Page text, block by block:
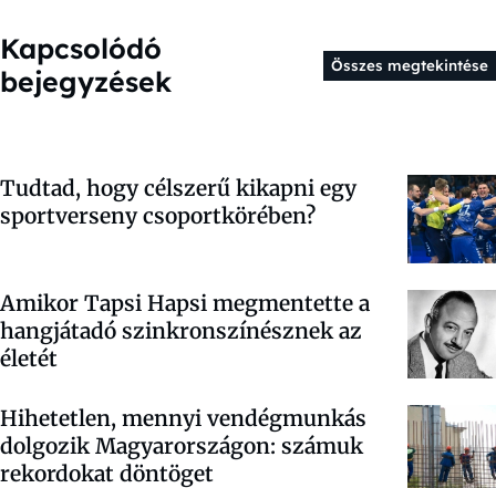
Kapcsolódó
bejegyzések
Összes megtekintése
Tudtad, hogy célszerű kikapni egy
sportverseny csoportkörében?
Amikor Tapsi Hapsi megmentette a
hangjátadó szinkronszínésznek az
életét
Hihetetlen, mennyi vendégmunkás
dolgozik Magyarországon: számuk
rekordokat döntöget